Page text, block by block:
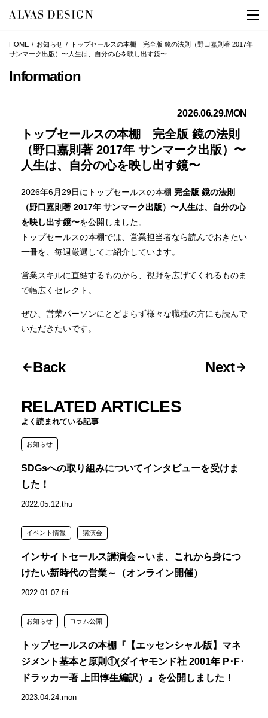
HOME お知らせ
トップセールスの本棚 完全版 鏡の法則（野口嘉則著 2017年
サンマーク出版）〜人生は、自分の心を映し出す鏡〜
Information
2026.06.29.MON
トップセールスの本棚 完全版 鏡の法則
（野口嘉則著 2017年 サンマーク出版）〜
人生は、自分の心を映し出す鏡〜
2026年6月29日にトップセールスの本棚 完全版 鏡の法則
（野口嘉則著 2017年 サンマーク出版）〜人生は、自分の心
を映し出す鏡〜を公開しました。
トップセールスの本棚では、営業担当者なら読んでおきたい
一冊を、毎週厳選してご紹介しています。
営業スキルに直結するものから、視野を広げてくれるものま
で幅広くセレクト。
ぜひ、営業パーソンにとどまらず様々な職種の方にも読んで
いただきたいです。
Back Next
RELATED ARTICLES
よく読まれている記事
SDGsへの取り組みについてインタビューを受けま
した！
2022.05.12.thu
お知らせ
インサイトセールス講演会～いま、これから身につ
けたい新時代の営業～（オンライン開催）
2022.01.07.fri
イベント情報 講演会
トップセールスの本棚『【エッセンシャル版】マネ
ジメント基本と原則①(ダイヤモンド社 2001年 P･F･
ドラッカー著 上田惇生編訳）』を公開しました！
2023.04.24.mon
お知らせ コラム公開